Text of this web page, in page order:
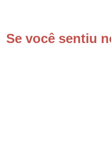
Se você sentiu